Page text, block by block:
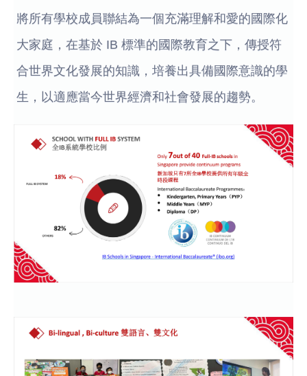
將所有學校成員聯結為一個充滿理解和愛的國際化
大家庭，在基於 IB 標準的國際教育之下，傳授符
合世界文化發展的知識，培養出具備國際意識的學
生，以適應當今世界經濟和社會發展的趨勢。